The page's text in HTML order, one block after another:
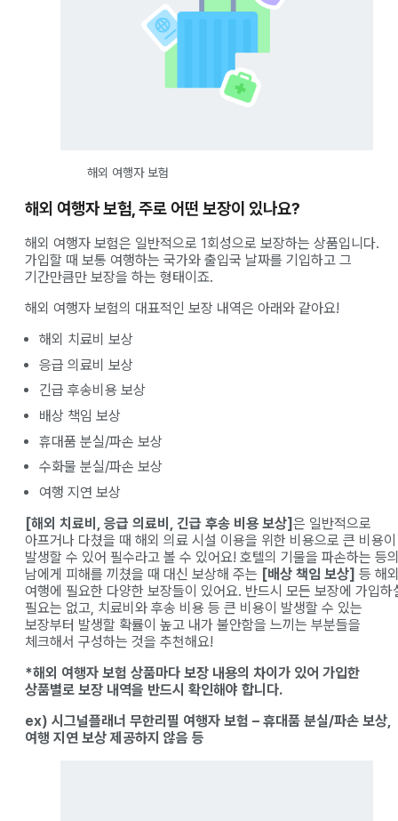
해외 여행자 보험
해외 여행자 보험, 주로 어떤 보장이 있나요?
해외 여행자 보험은 일반적으로 1회성으로 보장하는 상품입니다.
가입할 때 보통 여행하는 국가와 출입국 날짜를 기입하고 그
기간만큼만 보장을 하는 형태이죠.
해외 여행자 보험의 대표적인 보장 내역은 아래와 같아요!
해외 치료비 보상
응급 의료비 보상
긴급 후송비용 보상
배상 책임 보상
휴대품 분실/파손 보상
수화물 분실/파손 보상
여행 지연 보상
[해외 치료비, 응급 의료비, 긴급 후송 비용 보상]은 일반적으로
아프거나 다쳤을 때 해외 의료 시설 이용을 위한 비용으로 큰 비용이
발생할 수 있어 필수라고 볼 수 있어요! 호텔의 기물을 파손하는 등
남에게 피해를 끼쳤을 때 대신 보상해 주는 [배상 책임 보상] 등 해
여행에 필요한 다양한 보장들이 있어요. 반드시 모든 보장에 가입하
필요는 없고, 치료비와 후송 비용 등 큰 비용이 발생할 수 있는
보장부터 발생할 확률이 높고 내가 불안함을 느끼는 부분들을
체크해서 구성하는 것을 추천해요!
*해외 여행자 보험 상품마다 보장 내용의 차이가 있어 가입한
상품별로 보장 내역을 반드시 확인해야 합니다.
ex) 시그널플래너 무한리필 여행자 보험 – 휴대품 분실/파손 보상,
여행 지연 보상 제공하지 않음 등